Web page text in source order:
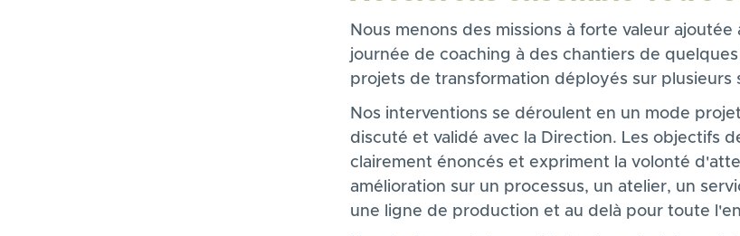
Nous menons des missions à forte valeur ajoutée
journée de coaching à des chantiers de
projets de transformation déployés sur plusieurs
Nos interventions se déroulent en un mode
discuté et validé avec la Direction. Les objectifs
clairement énoncés et expriment la volonté
amélioration sur un processus, un atelier, un
une ligne de production et au delà pour toute